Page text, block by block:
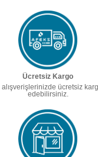
Ücretsiz Kargo
ücretsiz
edebilirsiniz.